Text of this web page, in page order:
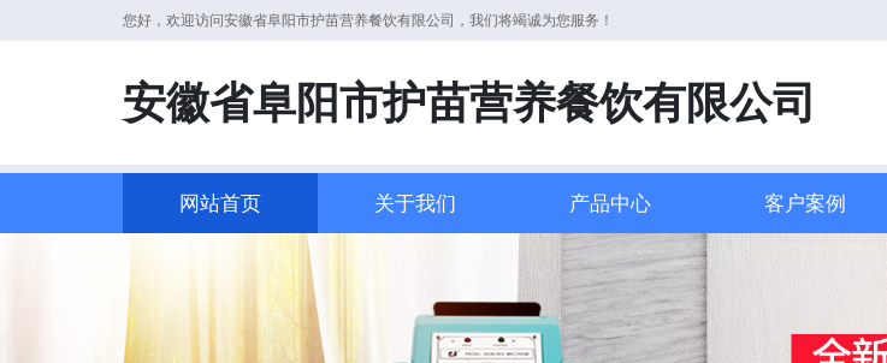
您好，欢迎访问安徽省阜阳市护苗营养餐饮有限公司，我们将竭诚为您服务！
安徽省阜阳市护苗营养餐饮有限公司
网站首页 关于我们 产品中心 客户案例